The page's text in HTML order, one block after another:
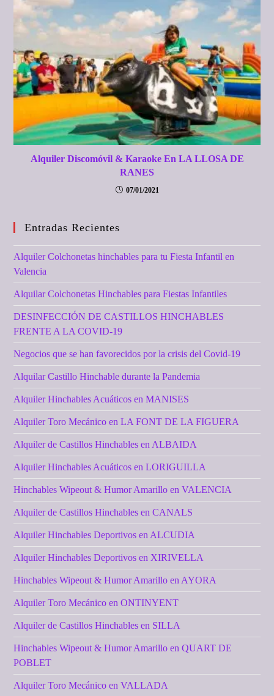
Alquiler Discomóvil & Karaoke En LA LLOSA DE
RANES
07/01/2021
Entradas Recientes
Alquiler Colchonetas hinchables para tu Fiesta Infantil en
Valencia
Alquilar Colchonetas Hinchables para Fiestas Infantiles
DESINFECCIÓN DE CASTILLOS HINCHABLES
FRENTE A LA COVID-19
Negocios que se han favorecidos por la crisis del Covid-19
Alquilar Castillo Hinchable durante la Pandemia
Alquiler Hinchables Acuáticos en MANISES
Alquiler Toro Mecánico en LA FONT DE LA FIGUERA
Alquiler de Castillos Hinchables en ALBAIDA
Alquiler Hinchables Acuáticos en LORIGUILLA
Hinchables Wipeout & Humor Amarillo en VALENCIA
Alquiler de Castillos Hinchables en CANALS
Alquiler Hinchables Deportivos en ALCUDIA
Alquiler Hinchables Deportivos en XIRIVELLA
Hinchables Wipeout & Humor Amarillo en AYORA
Alquiler Toro Mecánico en ONTINYENT
Alquiler de Castillos Hinchables en SILLA
Hinchables Wipeout & Humor Amarillo en QUART DE
POBLET
Alquiler Toro Mecánico en VALLADA